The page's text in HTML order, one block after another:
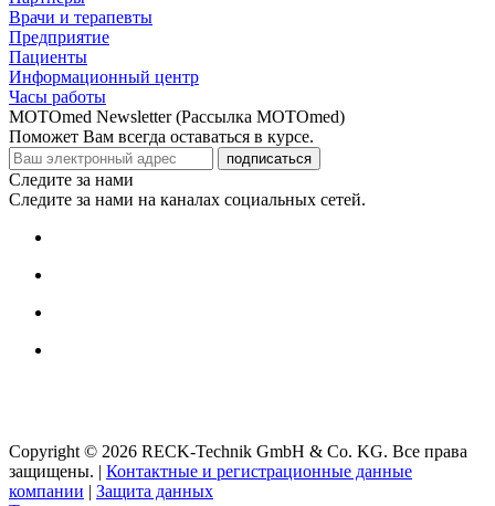
Врачи и терапевты
Предприятие
Пациенты
Информационный центр
Часы работы
MOTOmed Newsletter (Рассылка MOTOmed)
Поможет Вам всегда оставаться в курсе.
подписаться
Следите за нами
Следите за нами на каналах социальных сетей.
Copyright © 2026 RECK-Technik GmbH & Co. KG. Все права
защищены.
Контактные и регистрационные данные
компании
Защита данных